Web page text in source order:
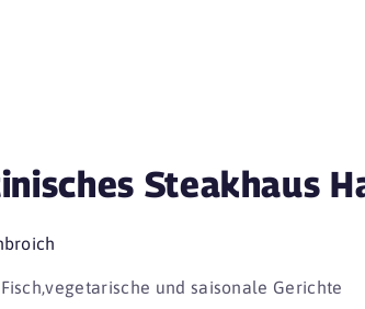
Steakhaus
und saisonale Gerichte